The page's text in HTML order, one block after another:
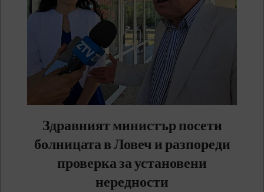
Здравният министър посети
болницата в Ловеч и разпореди
проверка за установени
нередности